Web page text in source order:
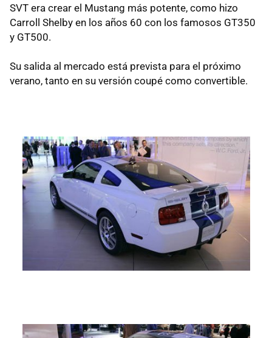
SVT era crear el Mustang más potente, como hizo
Carroll Shelby en los años 60 con los famosos GT350
y GT500.
Su salida al mercado está prevista para el próximo
verano, tanto en su versión coupé como convertible.